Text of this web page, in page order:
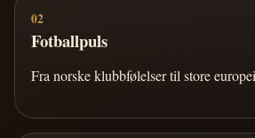
02
Fotballpuls
Fra norske klubbfølelser til store